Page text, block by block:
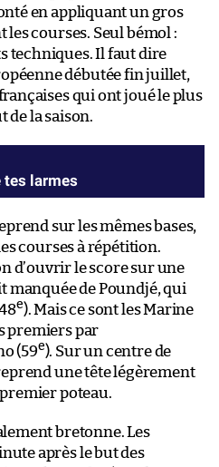
en appliquant un gros
courses. Seul bémol :
techniques. Il faut dire
débutée fin juillet,
qui ont joué le plus
de la saison.
tes larmes
sur les mêmes bases,
courses à répétition.
d’ouvrir le score sur une
manquée de Poundjé, qui
e). Mais ce sont les Marine
premiers par
(59e). Sur un centre de
une tête légèrement
poteau.
bretonne. Les
après le but des